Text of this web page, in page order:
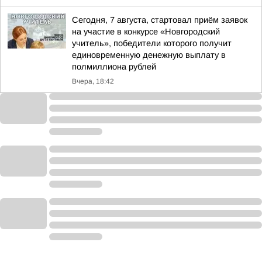
Сегодня, 7 августа, стартовал приём заявок
на участие в конкурсе «Новгородский
учитель», победители которого получит
единовременную денежную выплату в
полмиллиона рублей
Вчера, 18:42